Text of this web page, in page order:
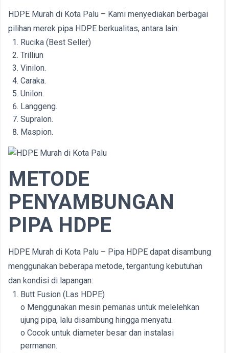
HDPE Murah di Kota Palu – Kami menyediakan berbagai
pilihan merek pipa HDPE berkualitas, antara lain:
Rucika (Best Seller)
Trilliun
Vinilon.
Caraka.
Unilon.
Langgeng.
Supralon.
Maspion.
METODE
PENYAMBUNGAN
PIPA HDPE
HDPE Murah di Kota Palu – Pipa HDPE dapat disambung
menggunakan beberapa metode, tergantung kebutuhan
dan kondisi di lapangan:
Butt Fusion (Las HDPE)
o Menggunakan mesin pemanas untuk melelehkan
ujung pipa, lalu disambung hingga menyatu.
o Cocok untuk diameter besar dan instalasi
permanen.